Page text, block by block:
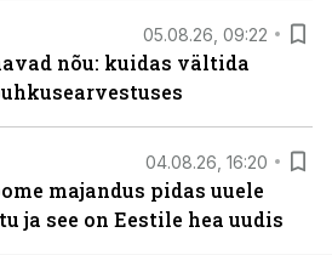
05.08.26, 09:22
nõu: kuidas vältida
04.08.26, 16:20
majandus pidas uuele
ja see on Eestile hea uudis